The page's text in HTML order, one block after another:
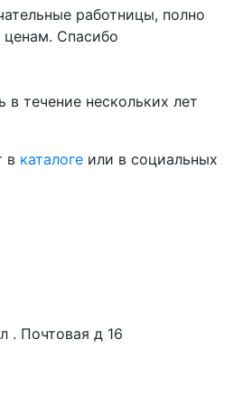
работницы, полно
Спасибо
в течение нескольких лет
в каталоге или в социальных
. Почтовая д 16